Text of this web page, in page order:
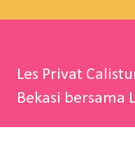
Les Privat
Bekasi bersama